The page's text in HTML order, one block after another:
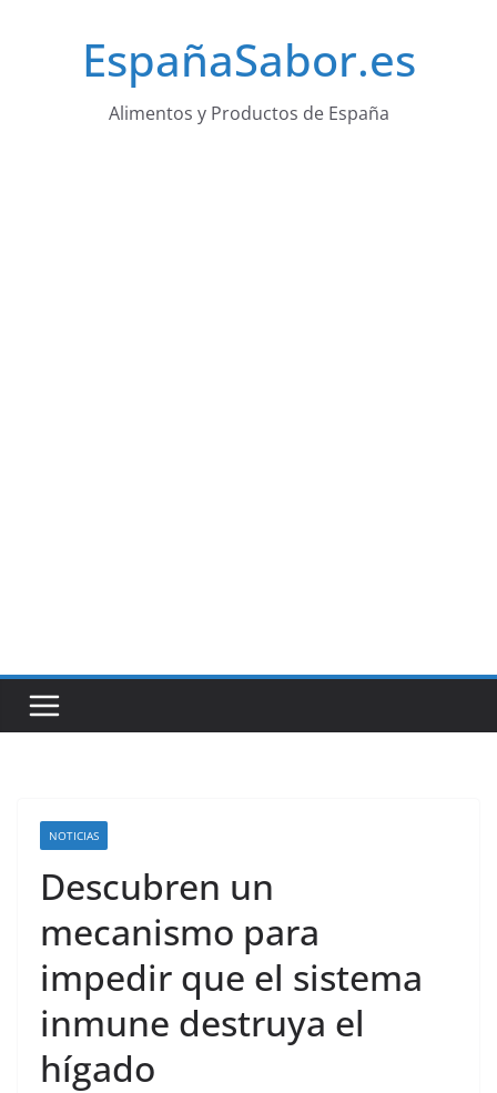
EspañaSabor.es
Alimentos y Productos de España
NOTICIAS
Descubren un
mecanismo para
impedir que el sistema
inmune destruya el
hígado